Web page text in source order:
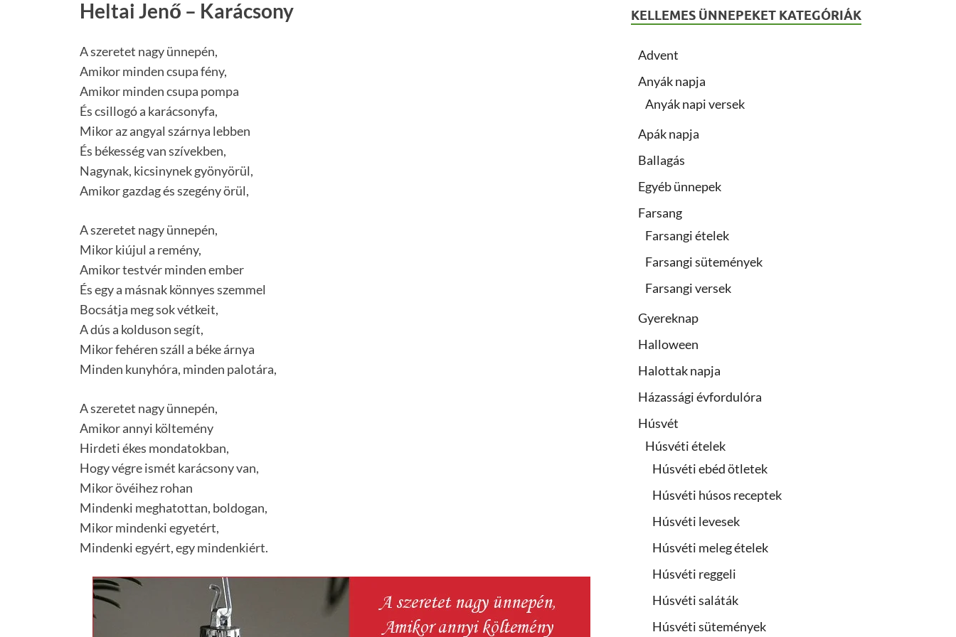
Heltai Jenő – Karácsony
A szeretet nagy ünnepén,
Amikor minden csupa fény,
Amikor minden csupa pompa
És csillogó a karácsonyfa,
Mikor az angyal szárnya lebben
És békesség van szívekben,
Nagynak, kicsinynek gyönyörül,
Amikor gazdag és szegény örül,
A szeretet nagy ünnepén,
Mikor kiújul a remény,
Amikor testvér minden ember
És egy a másnak könnyes szemmel
Bocsátja meg sok vétkeit,
A dús a kolduson segít,
Mikor fehéren száll a béke árnya
Minden kunyhóra, minden palotára,
A szeretet nagy ünnepén,
Amikor annyi költemény
Hirdeti ékes mondatokban,
Hogy végre ismét karácsony van,
Mikor övéihez rohan
Mindenki meghatottan, boldogan,
Mikor mindenki egyetért,
Mindenki egyért, egy mindenkiért.
KELLEMES ÜNNEPEKET KATEGÓRIÁK
Advent
Anyák napja
Anyák napi versek
Apák napja
Ballagás
Egyéb ünnepek
Farsang
Farsangi ételek
Farsangi sütemények
Farsangi versek
Gyereknap
Halloween
Halottak napja
Házassági évfordulóra
Húsvét
Húsvéti ételek
Húsvéti ebéd ötletek
Húsvéti húsos receptek
Húsvéti levesek
Húsvéti meleg ételek
Húsvéti reggeli
Húsvéti saláták
Húsvéti sütemények